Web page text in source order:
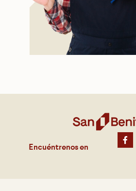
Encuéntrenos en